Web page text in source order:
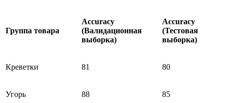
Группа товара
Accuracy
(Валидационная
выборка)
Accuracy
(Тестовая
выборка)
Креветки 81 80
Угорь 88 85